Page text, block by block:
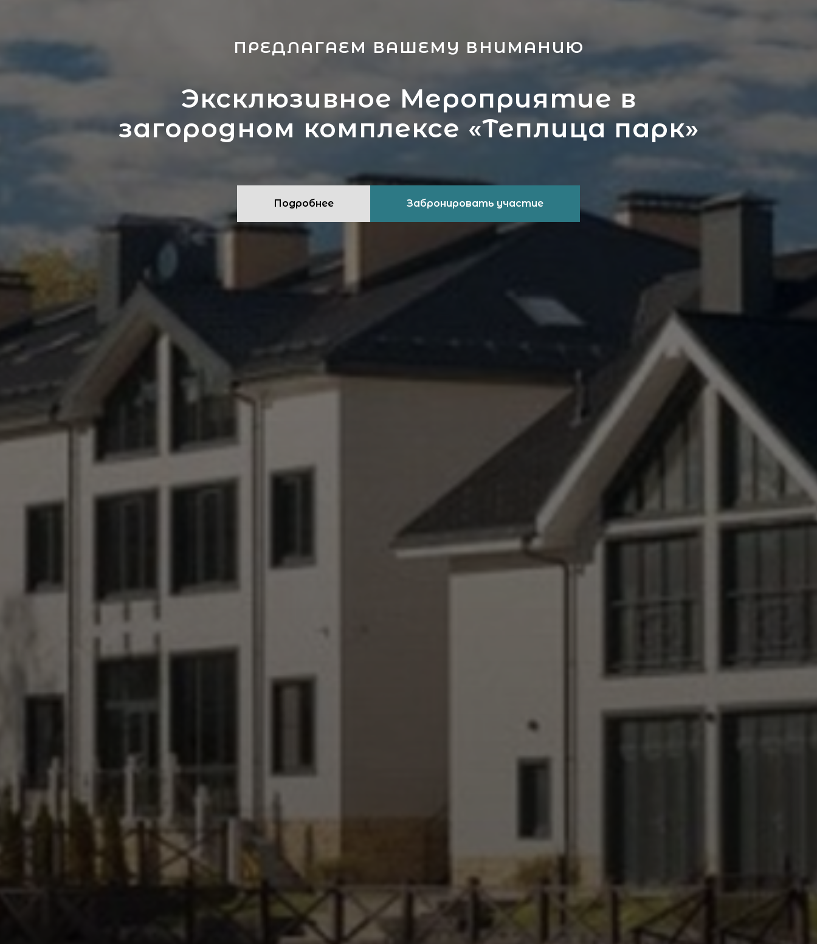
ПРЕДЛАГАЕМ ВАШЕМУ ВНИМАНИЮ
Эксклюзивное Мероприятие в
загородном комплексе «Теплица парк»
Подробнее Забронировать участие